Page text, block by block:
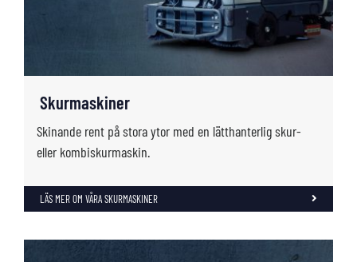
Skurmaskiner
Skinande rent på stora ytor med en lätthanterlig skur-
eller kombiskurmaskin.
LÄS MER OM VÅRA SKURMASKINER